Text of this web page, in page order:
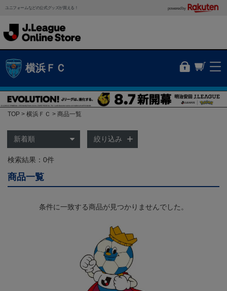
ユニフォームなどの公式グッズが買える！ powered by
横浜ＦＣ
TOP 横浜ＦＣ 商品一覧
絞り込み
検索結果：0件
商品一覧
条件に一致する商品が見つかりませんでした。